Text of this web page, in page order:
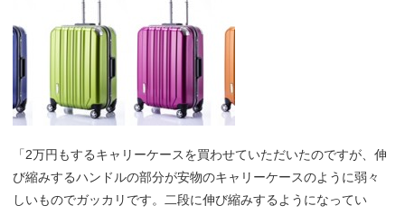
「2万円もするキャリーケースを買わせていただいたのですが、伸
び縮みするハンドルの部分が安物のキャリーケースのように弱々
しいものでガッカリです。二段に伸び縮みするようになってい